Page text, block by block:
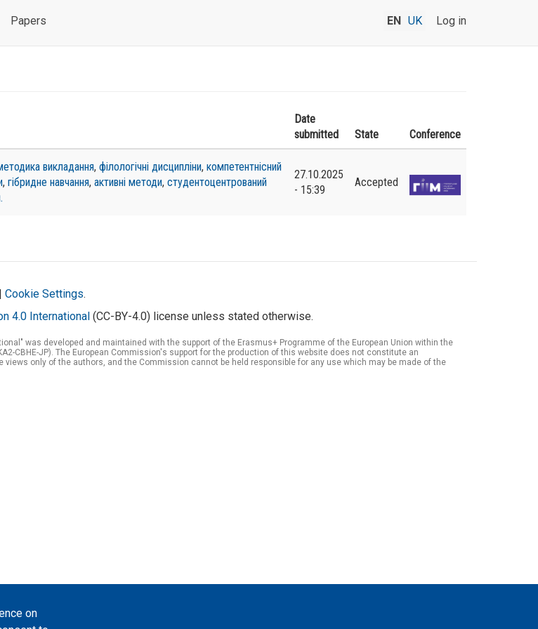
Papers Log in
EN UK
Date
submitted
State Conference
викладання, філологічні дисципліни, компетентнісний
, гібридне навчання, активні методи, студентоцентрований
27.10.2025
- 15:39
Accepted
on
Cookie Settings.
4.0 International (CC-BY-4.0) license unless stated otherwise.
was developed and maintained with the support of the Erasmus+ Programme of the European Union within the
CBHE-JP). The European Commission's support for the production of this website does not constitute an
only of the authors, and the Commission cannot be held responsible for any use which may be made of the